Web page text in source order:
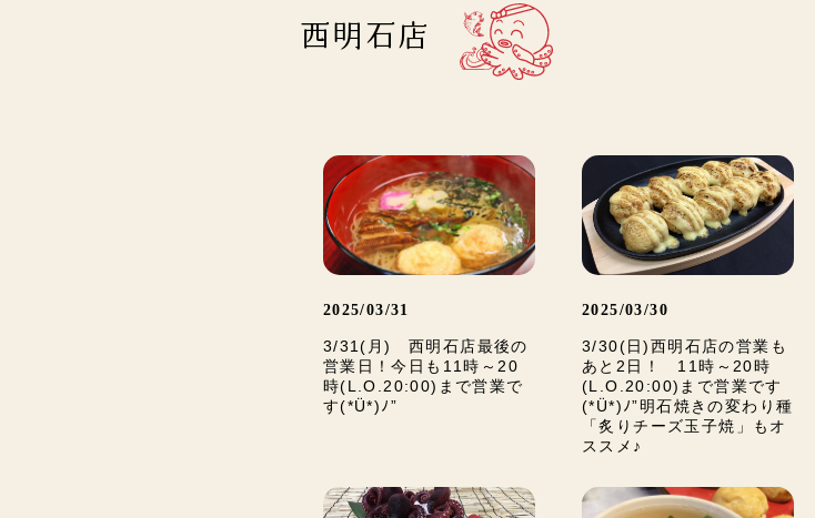
西明石店
2025/03/31
3/31(月) 西明石店最後の
営業日！今日も11時～20
時(L.O.20:00)まで営業で
す(*Ü*)ﾉ”
2025/03/30
3/30(日)西明石店の営業も
あと2日！ 11時～20時
(L.O.20:00)まで営業です
(*Ü*)ﾉ”明石焼きの変わり種
「炙りチーズ玉子焼」もオ
ススメ♪